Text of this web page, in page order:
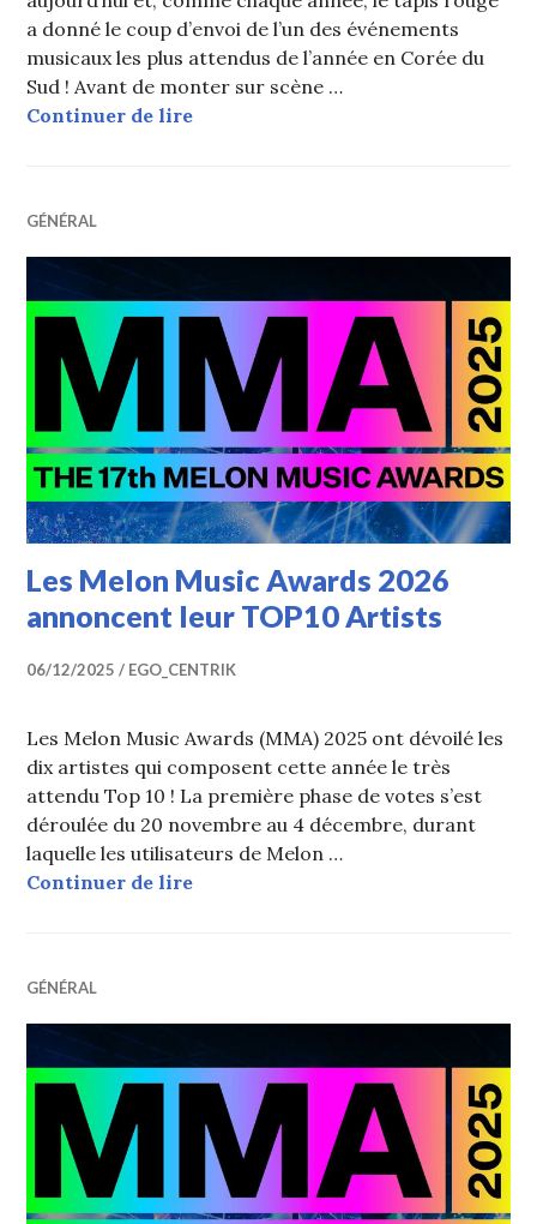
a donné le coup d’envoi de l’un des événements
musicaux les plus attendus de l’année en Corée du
Sud ! Avant de monter sur scène …
Continuer de lireMelon Music Awards 2025 : Les
GÉNÉRAL
Les Melon Music Awards 2026
annoncent leur TOP10 Artists
06/12/2025 EGO_CENTRIK
Les Melon Music Awards (MMA) 2025 ont dévoilé les
dix artistes qui composent cette année le très
attendu Top 10 ! La première phase de votes s’est
déroulée du 20 novembre au 4 décembre, durant
laquelle les utilisateurs de Melon …
Continuer de lireLes Melon Music Awards 2026
GÉNÉRAL